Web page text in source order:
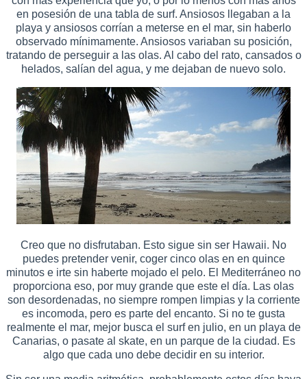
en posesión de una tabla de surf. Ansiosos llegaban a la
playa y ansiosos corrían a meterse en el mar, sin haberlo
observado mínimamente. Ansiosos variaban su posición,
tratando de perseguir a las olas. Al cabo del rato, cansados o
helados, salían del agua, y me dejaban de nuevo solo.
Creo que no disfrutaban. Esto sigue sin ser Hawaii. No
puedes pretender venir, coger cinco olas en en quince
minutos e irte sin haberte mojado el pelo. El Mediterráneo no
proporciona eso, por muy grande que este el día. Las olas
son desordenadas, no siempre rompen limpias y la corriente
es incomoda, pero es parte del encanto. Si no te gusta
realmente el mar, mejor busca el surf en julio, en un playa de
Canarias, o pasate al skate, en un parque de la ciudad. Es
algo que cada uno debe decidir en su interior.